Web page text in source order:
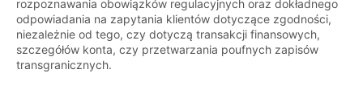
rozpoznawania obowiązków regulacyjnych oraz dokładnego
odpowiadania na zapytania klientów dotyczące zgodności,
niezależnie od tego, czy dotyczą transakcji finansowych,
szczegółów konta, czy przetwarzania poufnych zapisów
transgranicznych.